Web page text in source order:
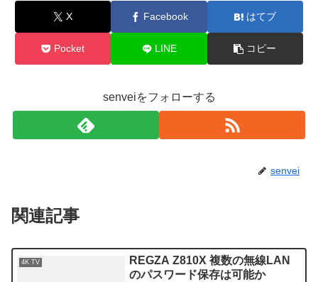
X Facebook はてブ
Pocket LINE コピー
senveiをフォローする
senvei
関連記事
4K TV
REGZA Z810X 複数の無線LAN
のパスワード保存は可能か